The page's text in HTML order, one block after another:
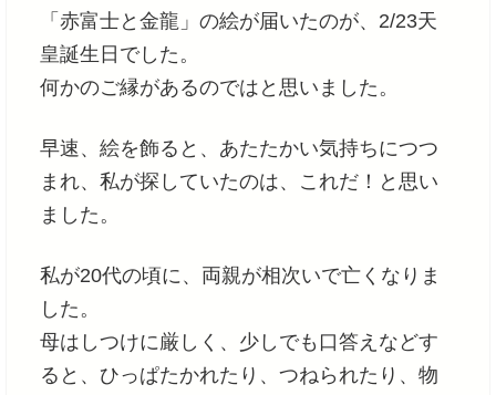
「赤富士と金龍」の絵が届いたのが、2/23天
皇誕生日でした。
何かのご縁があるのではと思いました。
早速、絵を飾ると、あたたかい気持ちにつつ
まれ、私が探していたのは、これだ！と思い
ました。
私が20代の頃に、両親が相次いで亡くなりま
した。
母はしつけに厳しく、少しでも口答えなどす
ると、ひっぱたかれたり、つねられたり、物